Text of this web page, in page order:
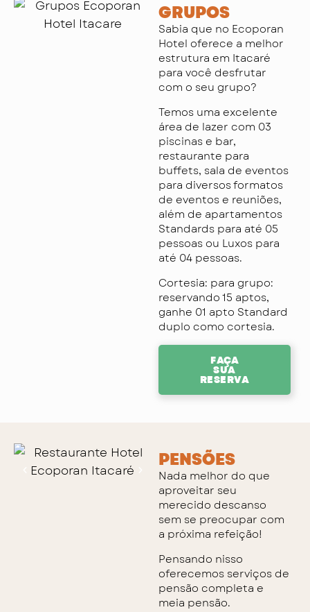
GRUPOS
Sabia que no Ecoporan
Hotel oferece a melhor
estrutura em Itacaré
para você desfrutar
com o seu grupo?
Temos uma excelente
área de lazer com 03
piscinas e bar,
restaurante para
buffets, sala de eventos
para diversos formatos
de eventos e reuniões,
além de apartamentos
Standards para até 05
pessoas ou Luxos para
até 04 pessoas.
Cortesia: para grupo:
reservando 15 aptos,
ganhe 01 apto Standard
duplo como cortesia.
FAÇA
SUA
RESERVA
PENSÕES
Nada melhor do que
aproveitar seu
merecido descanso
sem se preocupar com
a próxima refeição!
Pensando nisso
oferecemos serviços de
pensão completa e
meia pensão.